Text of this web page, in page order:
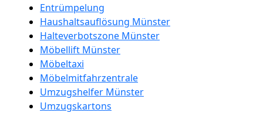
Entrümpelung
Haushaltsauflösung Münster
Halteverbotszone Münster
Möbellift Münster
Möbeltaxi
Möbelmitfahrzentrale
Umzugshelfer Münster
Umzugskartons